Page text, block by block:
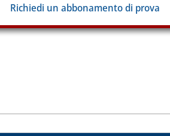
Richiedi un abbonamento di prova